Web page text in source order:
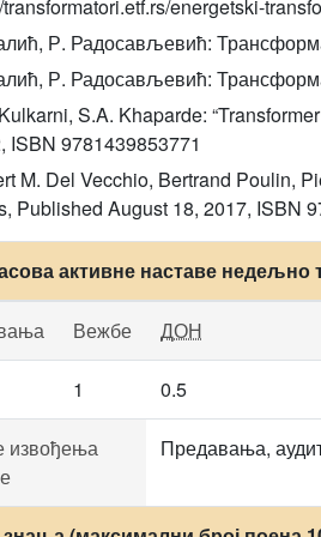
transformatori.etf.rs/energetski-
Р. Радосављевић:
Р. Радосављевић:
S.A. Khaparde:
ISBN 9781439853771
M. Del Vecchio, Bertrand Poulin,
Published August 18, 2017, ISBN
активне наставе
Вежбе ДОН
1 0.5
извођења
Предавања,